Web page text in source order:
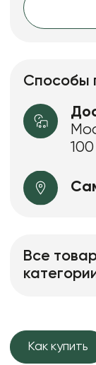
Способы
Все
Как купить